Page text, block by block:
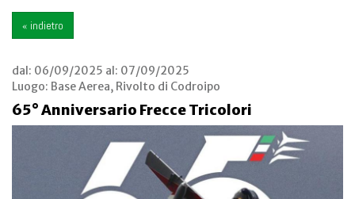
« indietro
dal: 06/09/2025 al: 07/09/2025
Luogo: Base Aerea, Rivolto di Codroipo
65° Anniversario Frecce Tricolori